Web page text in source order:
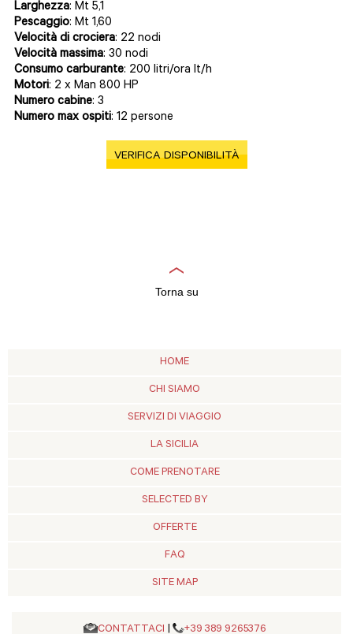
Larghezza: Mt 5,1
Pescaggio: Mt 1,60
Velocità di crociera: 22 nodi
Velocità massima: 30 nodi
Consumo carburante: 200 litri/ora lt/h
Motori: 2 x Man 800 HP
Numero cabine: 3
Numero max ospiti: 12 persone
VERIFICA DISPONIBILITÀ
Torna su
HOME
CHI SIAMO
SERVIZI DI VIAGGIO
LA SICILIA
COME PRENOTARE
SELECTED BY
OFFERTE
FAQ
SITE MAP
CONTATTACI | +39 389 9265376